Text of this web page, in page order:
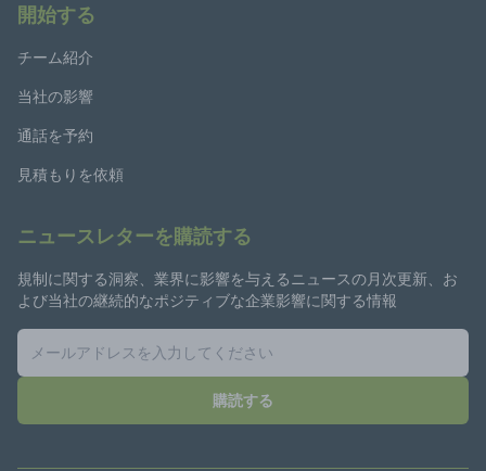
開始する
チーム紹介
当社の影響
通話を予約
見積もりを依頼
ニュースレターを購読する
規制に関する洞察、業界に影響を与えるニュースの月次更新、お
よび当社の継続的なポジティブな企業影響に関する情報
購読する